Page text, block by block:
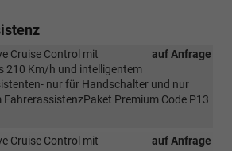
auf Anfrage
Cruise Control mit
210 Km/h und intelligentem
nur für Handschalter und nur
Premium Code P13
auf Anfrage
Cruise Control mit